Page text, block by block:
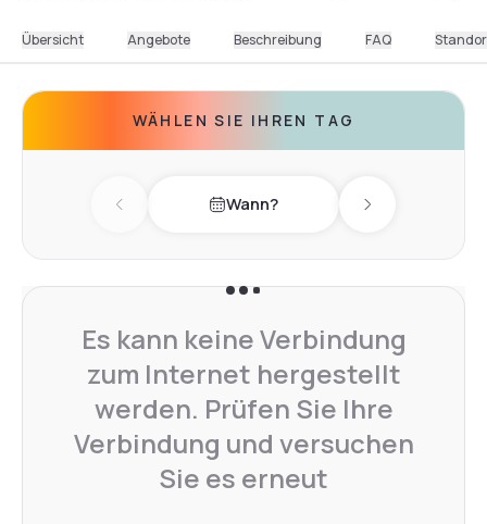
Übersicht Angebote Beschreibung FAQ
WÄHLEN SIE IHREN TAG
Previous day Wann? Next day
Es kann keine Verbindung
zum Internet hergestellt
werden. Prüfen Sie Ihre
Verbindung und versuchen
Sie es erneut